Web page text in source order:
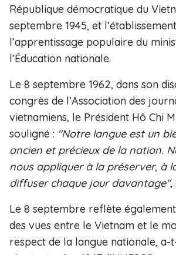
République démocratique du
septembre 1945, et
l’apprentissage populaire du
l’Éducation nationale.
Le 8 septembre 1962, dans son
congrès de l’Association des
vietnamiens, le Président Hô Chi
souligné : "Notre langue est un
ancien et précieux de la nation.
nous appliquer à la préserver, à
diffuser chaque jour davantage",
Le 8 septembre reflète
des vues entre le Vietnam et le
respect de la langue nationale, a-